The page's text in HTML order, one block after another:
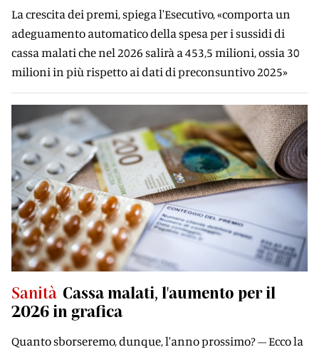
La crescita dei premi, spiega l'Esecutivo, «comporta un
adeguamento automatico della spesa per i sussidi di
cassa malati che nel 2026 salirà a 453,5 milioni, ossia 30
milioni in più rispetto ai dati di preconsuntivo 2025»
Sanità Cassa malati, l'aumento per il
2026 in grafica
Quanto sborseremo, dunque, l'anno prossimo? – Ecco la